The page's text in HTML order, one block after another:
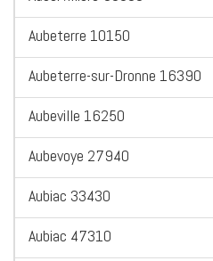
Aubeterre 10150
Aubeterre-sur-Dronne 16390
Aubeville 16250
Aubevoye 27940
Aubiac 33430
Aubiac 47310